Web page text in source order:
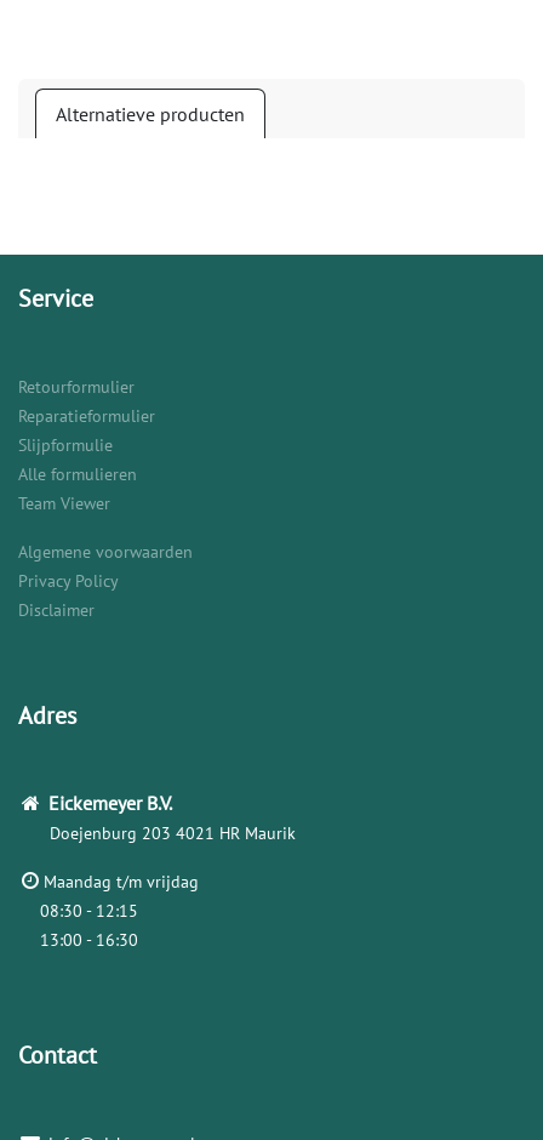
Alternatieve producten
Service
Retourformulier
Reparatieformulier
Slijpformulie
Alle formulieren
Team Viewer
Algemene voorwaarden
Privacy Policy
Disclaimer
Adres
Eickemeyer B.V.
Doejenburg 203 4021 HR Maurik
Maandag t/m vrijdag
08:30 - 12:15
13:00 - 16:30
Contact